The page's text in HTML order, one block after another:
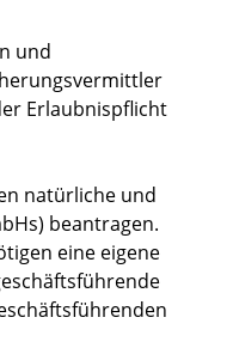
und
Erlaubnispflicht
natürliche und
beantragen.
eine eigene